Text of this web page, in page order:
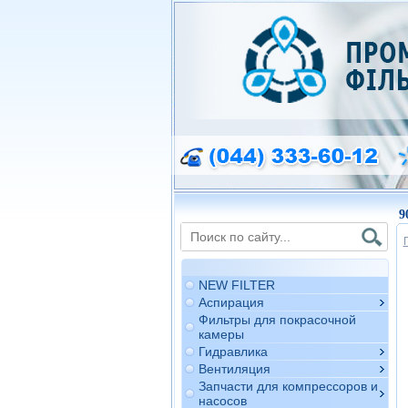
NEW FILTER
Аспирация
Фильтры для покрасочной
камеры
Гидравлика
Вентиляция
Запчасти для компрессоров и
насосов